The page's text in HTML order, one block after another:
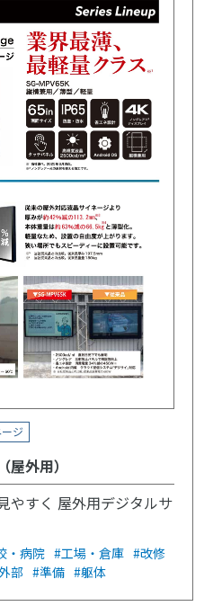
ジ
外用）
やすく 屋外用デジタルサ
・病院 #工場・倉庫 #改修
部 #準備 #躯体